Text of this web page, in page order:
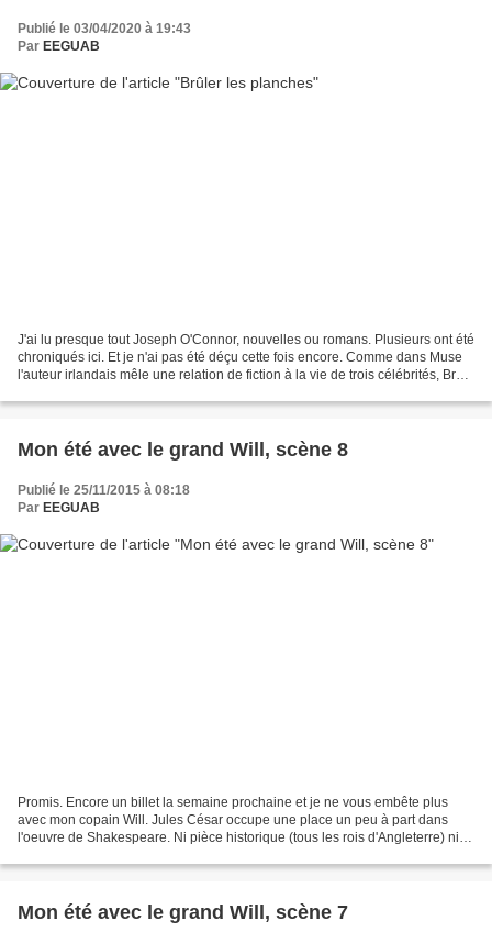
Publié le 03/04/2020 à 19:43
Par EEGUAB
J'ai lu presque tout Joseph O'Connor, nouvelles ou romans. Plusieurs ont été
chroniqués ici. Et je n'ai pas été déçu cette fois encore. Comme dans Muse
l'auteur irlandais mêle une relation de fiction à la vie de trois célébrités, Bram
Mon été avec le grand Will, scène 8
Publié le 25/11/2015 à 08:18
Par EEGUAB
Promis. Encore un billet la semaine prochaine et je ne vous embête plus
avec mon copain Will. Jules César occupe une place un peu à part dans
l'oeuvre de Shakespeare. Ni pièce historique (tous les rois d'Angleterre) ni
Mon été avec le grand Will, scène 7